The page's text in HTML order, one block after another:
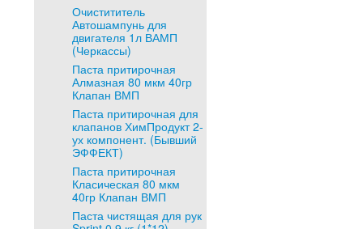
Очистититель
Автошампунь для
двигателя 1л ВАМП
(Черкассы)
Паста притирочная
Алмазная 80 мкм 40гр
Клапан ВМП
Паста притирочная для
клапанов ХимПродукт 2-
ух компонент. (Бывший
ЭФФЕКТ)
Паста притирочная
Класическая 80 мкм
40гр Клапан ВМП
Паста чистящая для рук